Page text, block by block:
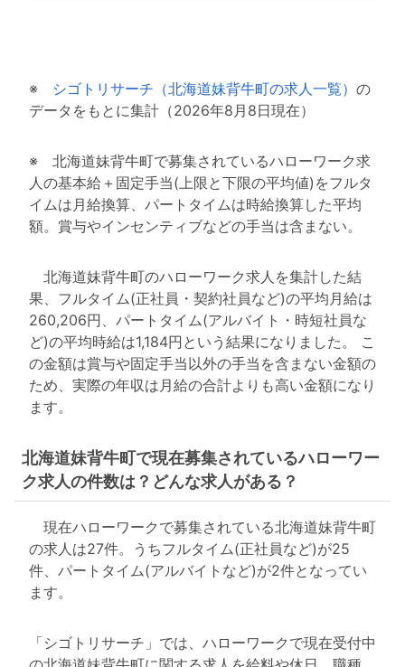
※ シゴトリサーチ（北海道妹背牛町の求人一覧） の
データをもとに集計（2026年8月8日現在）
※ 北海道妹背牛町で募集されているハローワーク求
人の基本給＋固定手当(上限と下限の平均値)をフルタ
イムは月給換算、パートタイムは時給換算した平均
額。賞与やインセンティブなどの手当は含まない。
北海道妹背牛町のハローワーク求人を集計した結
果、フルタイム(正社員・契約社員など)の平均月給は
260,206円、パートタイム(アルバイト・時短社員な
ど)の平均時給は1,184円という結果になりました。 こ
の金額は賞与や固定手当以外の手当を含まない金額の
ため、実際の年収は月給の合計よりも高い金額になり
ます。
北海道妹背牛町で現在募集されているハローワー
ク求人の件数は？どんな求人がある？
現在ハローワークで募集されている北海道妹背牛町
の求人は27件。うちフルタイム(正社員など)が25
件、パートタイム(アルバイトなど)が2件となってい
ます。
「シゴトリサーチ」では、ハローワークで現在受付中